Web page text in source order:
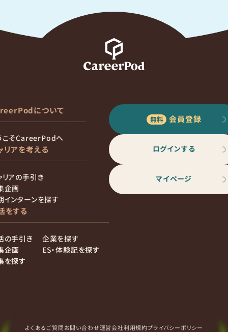
について
こそCareerPodへ
リアを考える
リアの手引き
企画
インターンを探す
をする
の手引き
企画
を探す
企業を探す
ES・体験記を探す
会員登録
ログインする
マイページ
よくあるご質問お問い合わせ運営会社利用規約プライバシーポリシー